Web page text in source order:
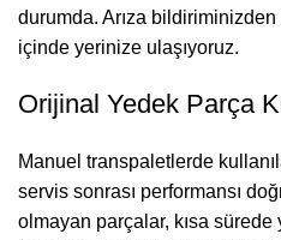
durumda. Arıza
içinde yerinize ulaşıyoruz.
Orijinal Yedek Parça
Manuel transpaletlerde
servis sonrası performansı
olmayan parçalar, kısa